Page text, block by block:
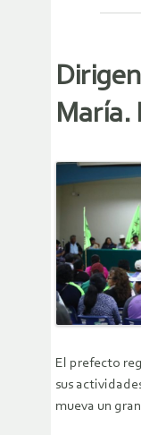
María.
El prefecto
sus
mueva un